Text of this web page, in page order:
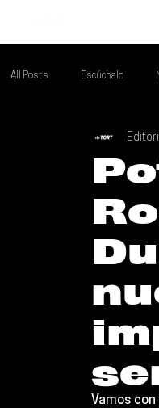
All Posts Escúchalo
Si Te Gusta... Te
Poder Latino Que Descubrir
Vamos